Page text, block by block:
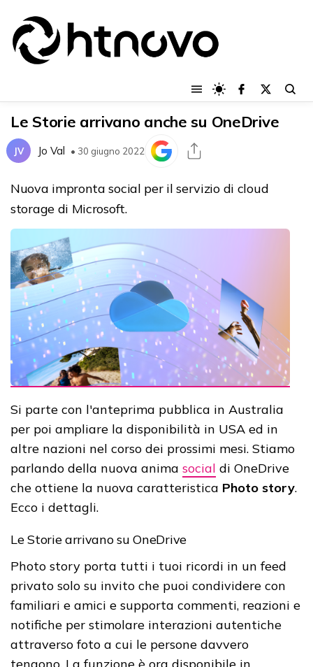
Le Storie arrivano anche su OneDrive
JV Jo Val • 30 giugno 2022
Nuova impronta social per il servizio di cloud
storage di Microsoft.
Si parte con l'anteprima pubblica in Australia
per poi ampliare la disponibilità in USA ed in
altre nazioni nel corso dei prossimi mesi. Stiamo
parlando della nuova anima social di OneDrive
che ottiene la nuova caratteristica Photo story.
Ecco i dettagli.
Le Storie arrivano su OneDrive
Photo story porta tutti i tuoi ricordi in un feed
privato solo su invito che puoi condividere con
familiari e amici e supporta commenti, reazioni e
notifiche per stimolare interazioni autentiche
attraverso foto a cui le persone davvero
tengono. La funzione è ora disponibile in